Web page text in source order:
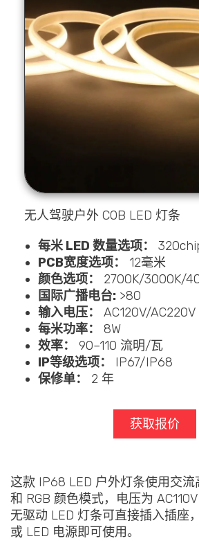
无人驾驶户外 COB LED 灯条
每米 LED 数量选项：
PCB宽度选项：
12毫米
颜色选项：
2700K/3000K/
国际广播电台: >80
输入电压：
AC120V/AC220V
每米功率：
8W
效率：
90–110 流明/瓦
IP等级选项：
IP67/IP68
保修单：
2 年
获取报价
这款 IP68 LED 户外灯条使用交
和 RGB 颜色模式，电压为
无驱动 LED 灯条可直接插入插座
或 LED 电源即可使用。